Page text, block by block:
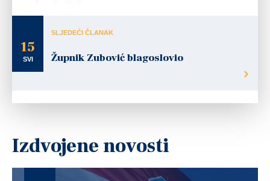
15
SVI
SLJEDEĆI ČLANAK
Župnik Zubović blagoslovio
Izdvojene novosti